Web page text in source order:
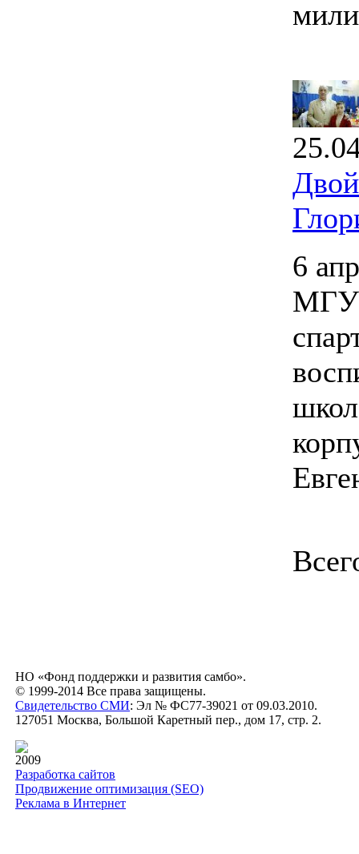
6
НО «Фонд поддержки и развития самбо».
© 1999-2014 Все права защищены.
Свидетельство СМИ: Эл № ФС77-39021 от 09.03.2010.
127051 Москва, Большой Каретный пер., дом 17, стр. 2.
2009
Разработка сайтов
Продвижение оптимизация (SEO)
Реклама в Интернет